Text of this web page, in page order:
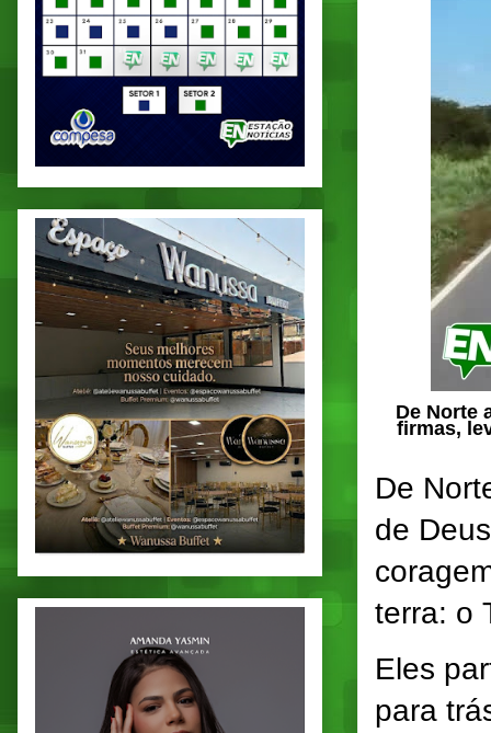
De Norte
firmas,
De
de
terra: o
Eles
para